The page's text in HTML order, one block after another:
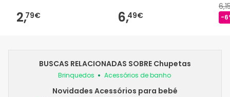
2,79€ 6,49€ -
BUSCAS RELACIONADAS SOBRE Chupetas
Brinquedos Acessórios de banho
Novidades Acessórios para bebé